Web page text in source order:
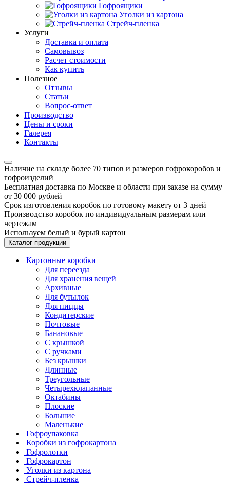
Гофроящики
Уголки из картона
Стрейч-пленка
Услуги
Доставка и оплата
Самовывоз
Расчет стоимости
Как купить
Полезное
Отзывы
Статьи
Вопрос-ответ
Производство
Цены и сроки
Галерея
Контакты
Наличие на складе более 70 типов и размеров гофрокоробов и
гофроизделий
Бесплатная доставка по Москве и области при заказе на сумму
от 30 000 рублей
Срок изготовления коробок по готовому макету от 3 дней
Производство коробок по индивидуальным размерам или
чертежам
Используем белый и бурый картон
Каталог продукции
Картонные коробки
Для переезда
Для хранения вещей
Архивные
Для бутылок
Для пиццы
Кондитерские
Почтовые
Банановые
С крышкой
С ручками
Без крышки
Длинные
Треугольные
Четырехклапанные
Октабины
Плоские
Большие
Маленькие
Гофроупаковка
Коробки из гофрокартона
Гофролотки
Гофрокартон
Уголки из картона
Стрейч-пленка